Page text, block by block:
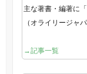
主な著書・編著に「
（オライリージャ
→記事一覧